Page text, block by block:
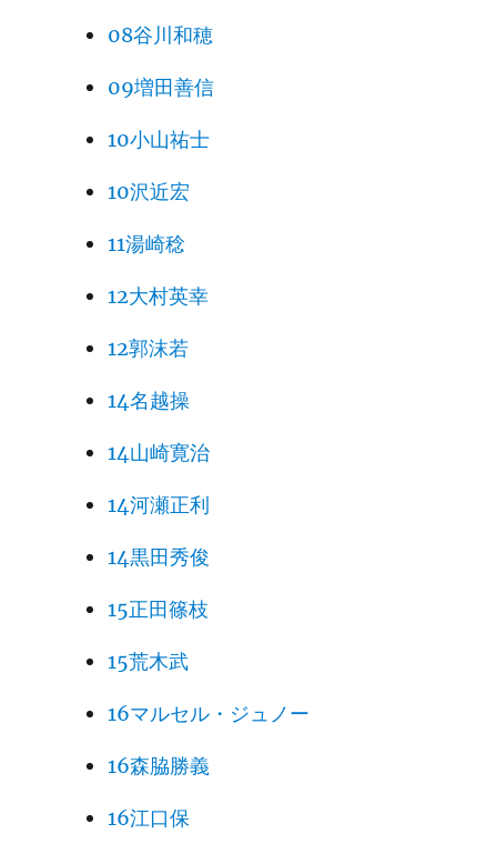
08谷川和穂
09増田善信
10小山祐士
10沢近宏
11湯崎稔
12大村英幸
12郭沫若
14名越操
14山崎寛治
14河瀬正利
14黒田秀俊
15正田篠枝
15荒木武
16マルセル・ジュノー
16森脇勝義
16江口保